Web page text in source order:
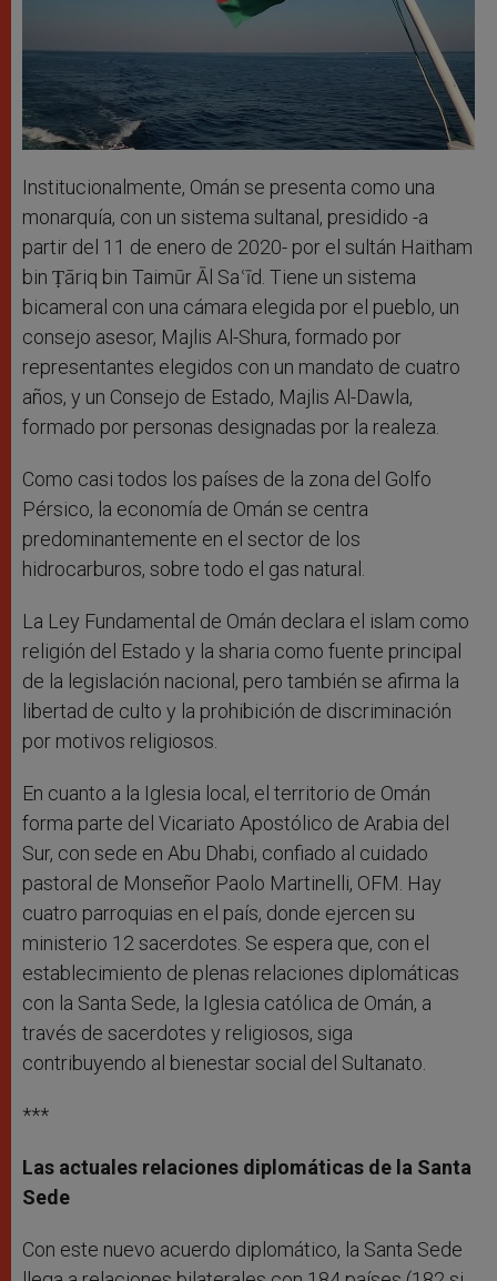
Institucionalmente, Omán se presenta como una
monarquía, con un sistema sultanal, presidido -a
partir del 11 de enero de 2020- por el sultán Haitham
bin Ṭāriq bin Taimūr Āl Saʿīd. Tiene un sistema
bicameral con una cámara elegida por el pueblo, un
consejo asesor, Majlis Al-Shura, formado por
representantes elegidos con un mandato de cuatro
años, y un Consejo de Estado, Majlis Al-Dawla,
formado por personas designadas por la realeza.
Como casi todos los países de la zona del Golfo
Pérsico, la economía de Omán se centra
predominantemente en el sector de los
hidrocarburos, sobre todo el gas natural.
La Ley Fundamental de Omán declara el islam como
religión del Estado y la sharia como fuente principal
de la legislación nacional, pero también se afirma la
libertad de culto y la prohibición de discriminación
por motivos religiosos.
En cuanto a la Iglesia local, el territorio de Omán
forma parte del Vicariato Apostólico de Arabia del
Sur, con sede en Abu Dhabi, confiado al cuidado
pastoral de Monseñor Paolo Martinelli, OFM. Hay
cuatro parroquias en el país, donde ejercen su
ministerio 12 sacerdotes. Se espera que, con el
establecimiento de plenas relaciones diplomáticas
con la Santa Sede, la Iglesia católica de Omán, a
través de sacerdotes y religiosos, siga
contribuyendo al bienestar social del Sultanato.
***
Las actuales relaciones diplomáticas de la Santa
Sede
Con este nuevo acuerdo diplomático, la Santa Sede